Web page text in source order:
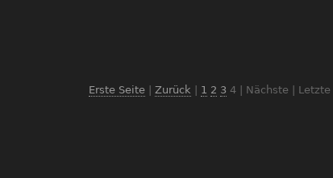
Erste Seite Zurück 1 2 3 4 | Nächste | Letzte